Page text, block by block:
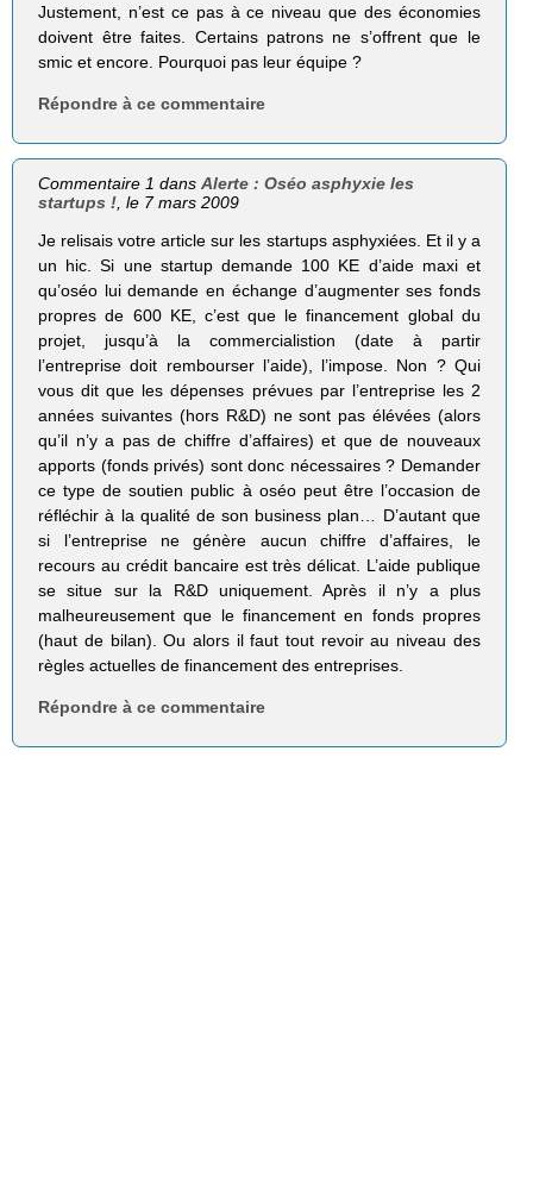
Justement, n’est ce pas à ce niveau que des économies
doivent être faites. Certains patrons ne s’offrent que le
smic et encore. Pourquoi pas leur équipe ?
Répondre à ce commentaire
Commentaire 1 dansAlerte : Oséo asphyxie les
startups ! , le 7 mars 2009
Je relisais votre article sur les startups asphyxiées. Et il y a
un hic. Si une startup demande 100 KE d’aide maxi et
qu’oséo lui demande en échange d’augmenter ses fonds
propres de 600 KE, c’est que le financement global du
projet, jusqu’à la commercialistion (date à partir
l’entreprise doit rembourser l’aide), l’impose. Non ? Qui
vous dit que les dépenses prévues par l’entreprise les 2
années suivantes (hors R&D) ne sont pas élévées (alors
qu’il n’y a pas de chiffre d’affaires) et que de nouveaux
apports (fonds privés) sont donc nécessaires ? Demander
ce type de soutien public à oséo peut être l’occasion de
réfléchir à la qualité de son business plan… D’autant que
si l’entreprise ne génère aucun chiffre d’affaires, le
recours au crédit bancaire est très délicat. L’aide publique
se situe sur la R&D uniquement. Après il n’y a plus
malheureusement que le financement en fonds propres
(haut de bilan). Ou alors il faut tout revoir au niveau des
règles actuelles de financement des entreprises.
Répondre à ce commentaire